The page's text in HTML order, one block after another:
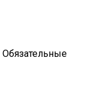
Обязательные